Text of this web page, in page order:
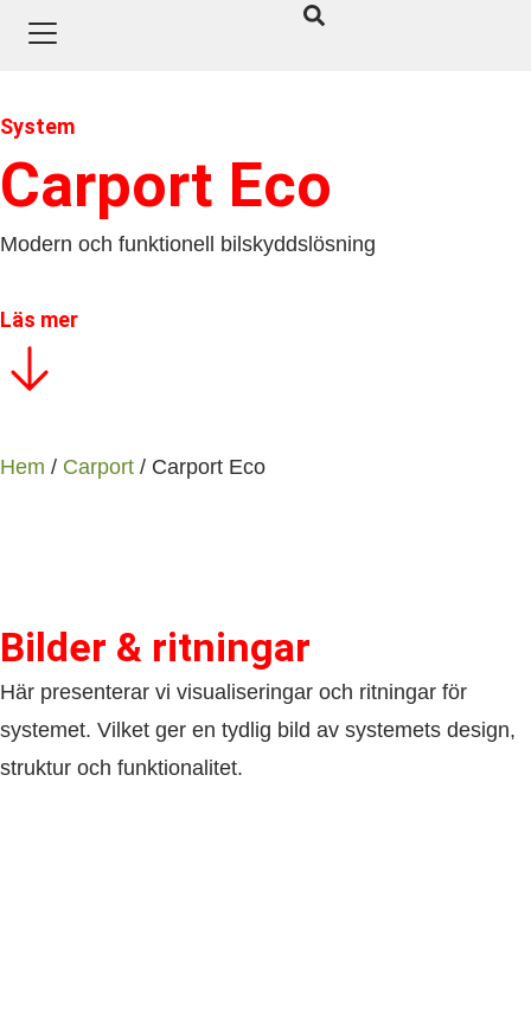
System
Carport Eco
Modern och funktionell bilskyddslösning
Läs mer
Hem / Carport / Carport Eco
Bilder & ritningar
Här presenterar vi visualiseringar och ritningar för
systemet. Vilket ger en tydlig bild av systemets design,
struktur och funktionalitet.